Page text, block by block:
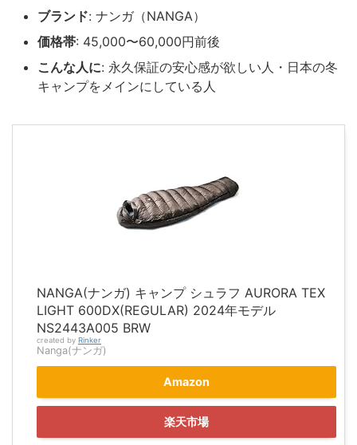
ブランド: ナンガ（NANGA）
価格帯: 45,000〜60,000円前後
こんな人に: 永久保証の安心感が欲しい人・日本の冬
キャンプをメインにしている人
NANGA(ナンガ) キャンプ シュラフ AURORA TEX
LIGHT 600DX(REGULAR) 2024年モデル
NS2443A005 BRW
created by Rinker
Nanga(ナンガ)
Amazon
楽天市場